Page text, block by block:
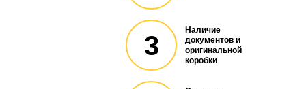
3
Наличие
документов и
оригинальной
коробки